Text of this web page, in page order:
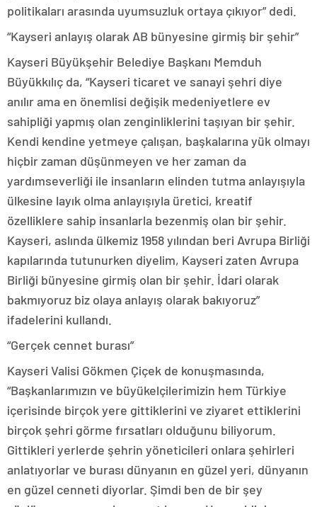
politikaları arasında uyumsuzluk ortaya çıkıyor” dedi.
“Kayseri anlayış olarak AB bünyesine girmiş bir şehir”
Kayseri Büyükşehir Belediye Başkanı Memduh
Büyükkılıç da, “Kayseri ticaret ve sanayi şehri diye
anılır ama en önemlisi değişik medeniyetlere ev
sahipliği yapmış olan zenginliklerini taşıyan bir şehir.
Kendi kendine yetmeye çalışan, başkalarına yük olmayı
hiçbir zaman düşünmeyen ve her zaman da
yardımseverliği ile insanların elinden tutma anlayışıyla
ülkesine layık olma anlayışıyla üretici, kreatif
özelliklere sahip insanlarla bezenmiş olan bir şehir.
Kayseri, aslında ülkemiz 1958 yılından beri Avrupa Birliği
kapılarında tutunurken diyelim, Kayseri zaten Avrupa
Birliği bünyesine girmiş olan bir şehir. İdari olarak
bakmıyoruz biz olaya anlayış olarak bakıyoruz”
ifadelerini kullandı.
“Gerçek cennet burası”
Kayseri Valisi Gökmen Çiçek de konuşmasında,
“Başkanlarımızın ve büyükelçilerimizin hem Türkiye
içerisinde birçok yere gittiklerini ve ziyaret ettiklerini
birçok şehri görme fırsatları olduğunu biliyorum.
Gittikleri yerlerde şehrin yöneticileri onlara şehirleri
anlatıyorlar ve burası dünyanın en güzel yeri, dünyanın
en güzel cenneti diyorlar. Şimdi ben de bir şey